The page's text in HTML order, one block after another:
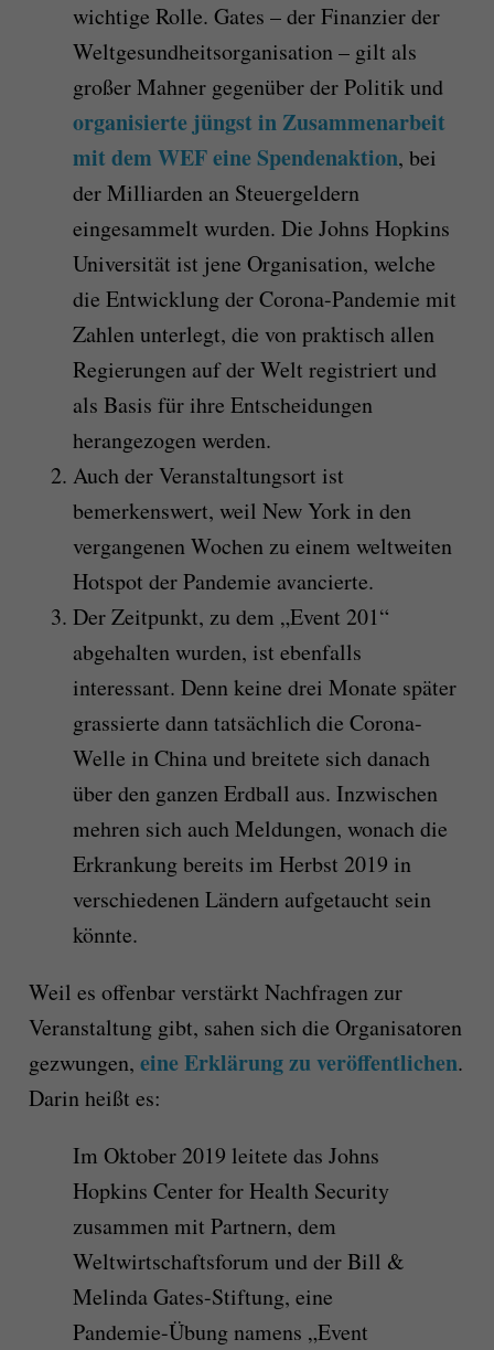
wichtige Rolle. Gates – der Finanzier der
Weltgesundheitsorganisation – gilt als
großer Mahner gegenüber der Politik und
organisierte jüngst in Zusammenarbeit
mit dem WEF eine Spendenaktion, bei
der Milliarden an Steuergeldern
eingesammelt wurden. Die Johns Hopkins
Universität ist jene Organisation, welche
die Entwicklung der Corona-Pandemie mit
Zahlen unterlegt, die von praktisch allen
Regierungen auf der Welt registriert und
als Basis für ihre Entscheidungen
herangezogen werden.
Auch der Veranstaltungsort ist
bemerkenswert, weil New York in den
vergangenen Wochen zu einem weltweiten
Hotspot der Pandemie avancierte.
Der Zeitpunkt, zu dem „Event 201“
abgehalten wurden, ist ebenfalls
interessant. Denn keine drei Monate später
grassierte dann tatsächlich die Corona-
Welle in China und breitete sich danach
über den ganzen Erdball aus. Inzwischen
mehren sich auch Meldungen, wonach die
Erkrankung bereits im Herbst 2019 in
verschiedenen Ländern aufgetaucht sein
könnte.
Weil es offenbar verstärkt Nachfragen zur
Veranstaltung gibt, sahen sich die Organisatoren
gezwungen, eine Erklärung zu veröffentlichen.
Darin heißt es:
Im Oktober 2019 leitete das Johns
Hopkins Center for Health Security
zusammen mit Partnern, dem
Weltwirtschaftsforum und der Bill &
Melinda Gates-Stiftung, eine
Pandemie-Übung namens „Event